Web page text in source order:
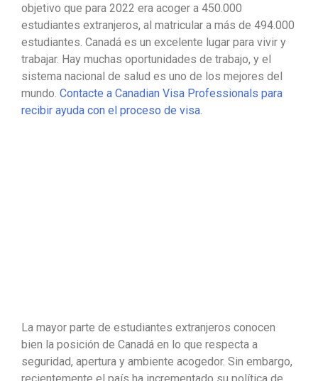
objetivo que para 2022 era acoger a 450.000
estudiantes extranjeros, al matricular a más de 494.000
estudiantes. Canadá es un excelente lugar para vivir y
trabajar. Hay muchas oportunidades de trabajo, y el
sistema nacional de salud es uno de los mejores del
mundo. Contacte a Canadian Visa Professionals para
recibir ayuda con el proceso de visa.
La mayor parte de estudiantes extranjeros conocen
bien la posición de Canadá en lo que respecta a
seguridad, apertura y ambiente acogedor. Sin embargo,